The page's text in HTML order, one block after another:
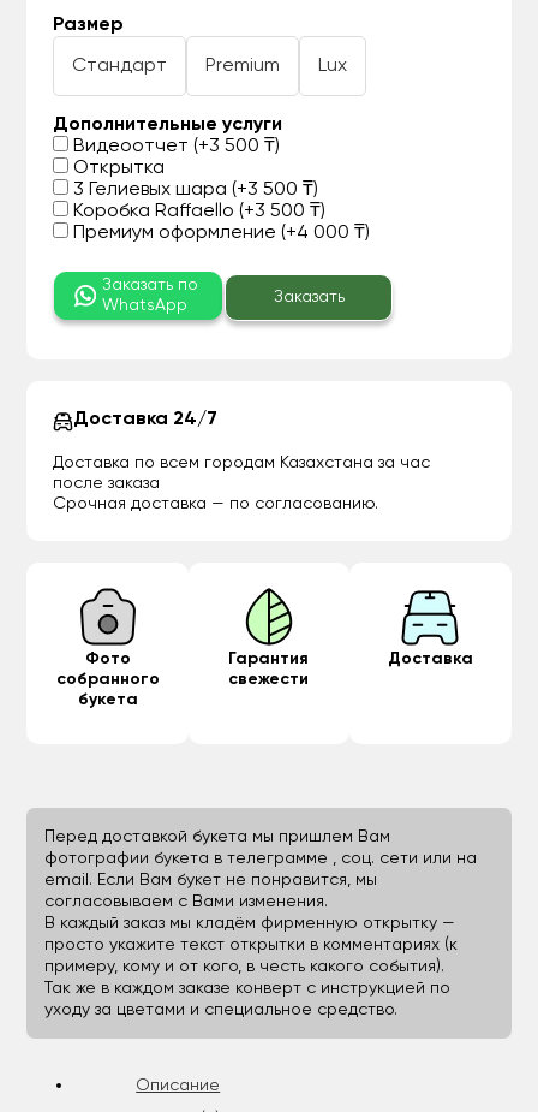
Размер
Стандарт Premium Lux
Дополнительные услуги
Видеоотчет (+3 500 ₸)
Открытка
3 Гелиевых шара (+3 500 ₸)
Коробка Raffaello (+3 500 ₸)
Премиум оформление (+4 000 ₸)
Заказать по
WhatsApp
Заказать
Доставка 24/7
Доставка по всем городам Казахстана за час
после заказа
Срочная доставка — по согласованию.
Фото
собранного
букета
Гарантия
свежести
Доставка
Перед доставкой букета мы пришлем Вам
фотографии букета в телеграмме , соц. сети или на
email. Если Вам букет не понравится, мы
согласовываем с Вами изменения.
В каждый заказ мы кладём фирменную открытку —
просто укажите текст открытки в комментариях (к
примеру, кому и от кого, в честь какого события).
Так же в каждом заказе конверт с инструкцией по
уходу за цветами и специальное средство.
Описание